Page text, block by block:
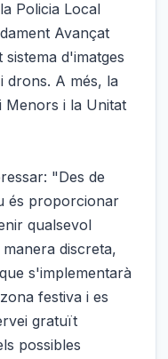
Policia Local
Avançat
d'imatges
drons. A més, la
Menors i la Unitat
"Des de
és proporcionar
qualsevol
discreta,
s'implementarà
festiva i es
gratuït
possibles